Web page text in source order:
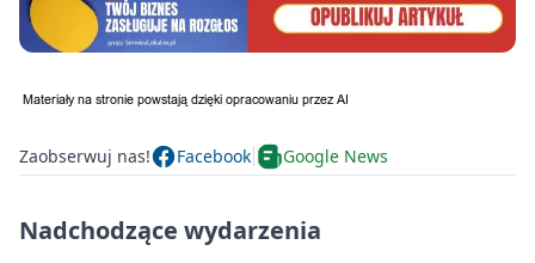
Zaobserwuj nas! Facebook Google News
Nadchodzące wydarzenia